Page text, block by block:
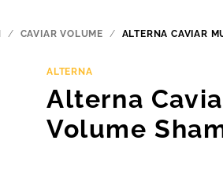
/ CAVIAR VOLUME / ALTERNA CAVIAR
ALTERNA
Alterna
Volume